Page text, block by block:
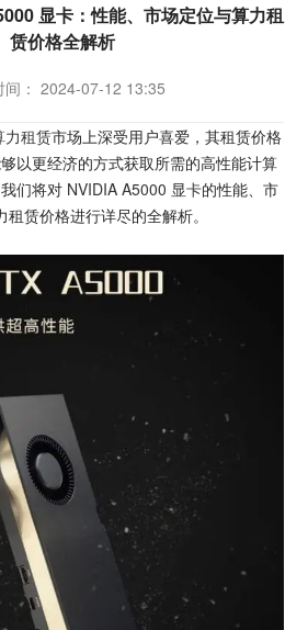
显卡：性能、市场定位与算力租
赁价格全解析
间： 2024-07-12 13:35
力租赁市场上深受用户喜爱，其租赁价格
以更经济的方式获取所需的高性能计算
们将对 NVIDIA A5000 显卡的性能、市
赁价格进行详尽的全解析。